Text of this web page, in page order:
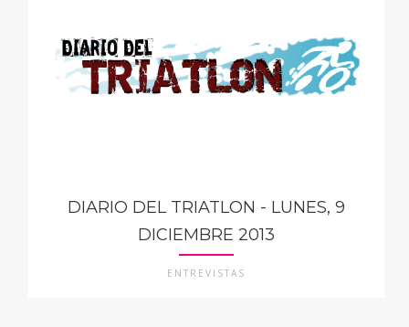
DIARIO DEL TRIATLON - LUNES, 9
DICIEMBRE 2013
ENTREVISTAS